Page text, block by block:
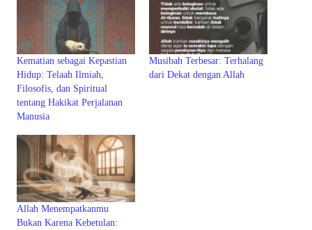
Kematian sebagai Kepastian
Hidup: Telaah Ilmiah,
Filosofis, dan Spiritual
tentang Hakikat Perjalanan
Manusia
Musibah Terbesar: Terhalang
dari Dekat dengan Allah
Allah Menempatkanmu
Bukan Karena Kebetulan: